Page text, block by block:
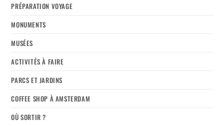
PRÉPARATION VOYAGE
MONUMENTS
MUSÉES
ACTIVITÉS À FAIRE
PARCS ET JARDINS
COFFEE SHOP À AMSTERDAM
OÙ SORTIR ?